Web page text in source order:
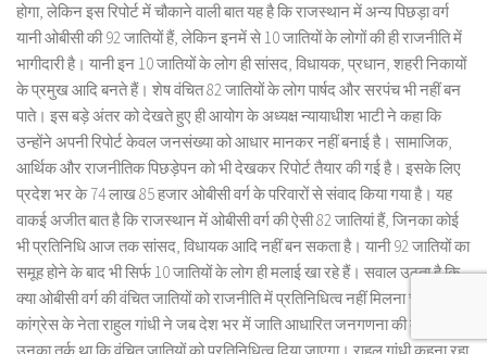
होगा, लेकिन इस रिपोर्ट में चौकाने वाली बात यह है कि राजस्थान में अन्य पिछड़ा वर्ग
यानी ओबीसी की 92 जातियों हैं, लेकिन इनमें से 10 जातियों के लोगों की ही राजनीति में
भागीदारी है। यानी इन 10 जातियों के लोग ही सांसद, विधायक, प्रधान, शहरी निकायों
के प्रमुख आदि बनते हैं। शेष वंचित 82 जातियों के लोग पार्षद और सरपंच भी नहीं बन
पाते। इस बड़े अंतर को देखते हुए ही आयोग के अध्यक्ष न्यायाधीश भाटी ने कहा कि
उन्होंने अपनी रिपोर्ट केवल जनसंख्या को आधार मानकर नहीं बनाई है। सामाजिक,
आर्थिक और राजनीतिक पिछड़ेपन को भी देखकर रिपोर्ट तैयार की गई है। इसके लिए
प्रदेश भर के 74 लाख 85 हजार ओबीसी वर्ग के परिवारों से संवाद किया गया है। यह
वाकई अजीत बात है कि राजस्थान में ओबीसी वर्ग की ऐसी 82 जातियां हैं, जिनका कोई
भी प्रतिनिधि आज तक सांसद, विधायक आदि नहीं बन सकता है। यानी 92 जातियों का
समूह होने के बाद भी सिर्फ 10 जातियों के लोग ही मलाई खा रहे हैं। सवाल उठता है कि
क्या ओबीसी वर्ग की वंचित जातियों को राजनीति में प्रतिनिधित्व नहीं मिलना चाहिए?
कांग्रेस के नेता राहुल गांधी ने जब देश भर में जाति आधारित जनगणना की मांग की तो